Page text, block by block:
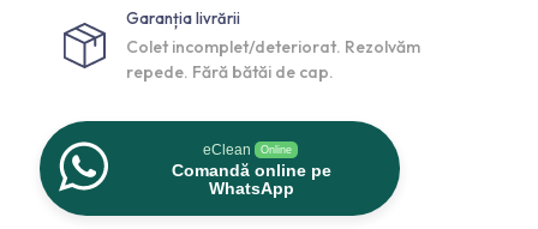
Garanția livrării
Colet incomplet/deteriorat. Rezolvăm
repede. Fără bătăi de cap.
eClean Online
Comandă online pe
WhatsApp